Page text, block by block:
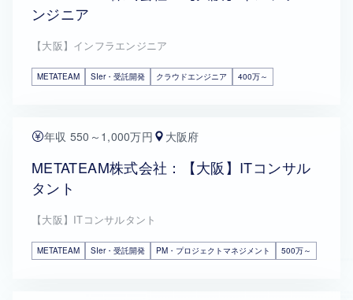
ンジニア
【大阪】インフラエンジニア
METATEAM SIer・受託開発 クラウドエンジニア 400万～
年収 550～1,000万円 大阪府
METATEAM株式会社：【大阪】ITコンサル
タント
【大阪】ITコンサルタント
METATEAM SIer・受託開発 PM・プロジェクトマネジメント 500万～